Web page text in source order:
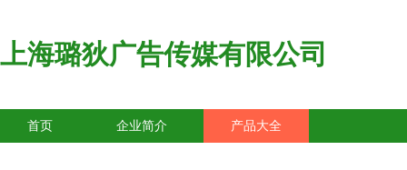
上海璐狄广告传媒有限公司
首页 企业简介 产品大全